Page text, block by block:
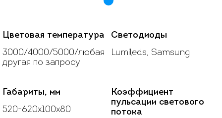
Цветовая температура
3000/4000/5000/любая
другая по запросу
Светодиоды
Lumileds, Samsung
Габариты, мм
520-620х100х80
Коэффициент
пульсации светового
потока